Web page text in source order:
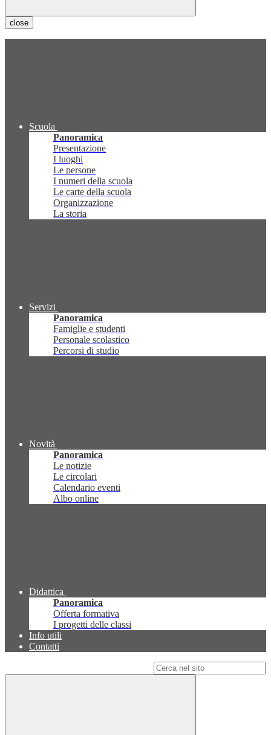
close
Scuola
Panoramica
Presentazione
I luoghi
Le persone
I numeri della scuola
Le carte della scuola
Organizzazione
La storia
Servizi
Panoramica
Famiglie e studenti
Personale scolastico
Percorsi di studio
Novità
Panoramica
Le notizie
Le circolari
Calendario eventi
Albo online
Didattica
Panoramica
Offerta formativa
I progetti delle classi
Info utili
Contatti